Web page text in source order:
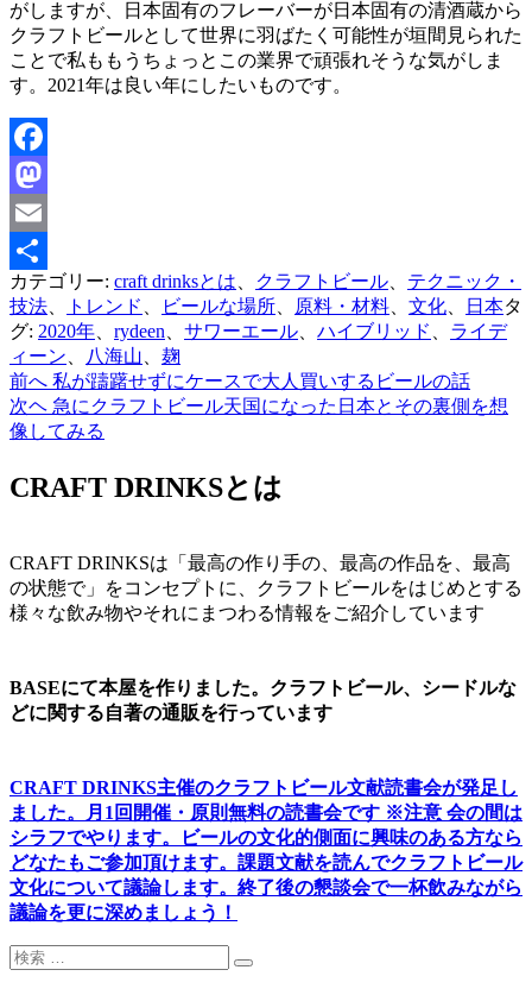
がしますが、日本固有のフレーバーが日本固有の清酒蔵から
クラフトビールとして世界に羽ばたく可能性が垣間見られた
ことで私ももうちょっとこの業界で頑張れそうな気がしま
す。2021年は良い年にしたいものです。
Facebook
Mastodon
Email
共
有
カテゴリー: craft drinksとは クラフトビール
テクニック・
技法
トレンド ビールな場所 原料・材料 文化 日本タ
グ: 2020年 rydeen サワーエール ハイブリッド
ライデ
ィーン
八海山 麹
投
稿
ビ
ー
シ
ン
前へ 私が躊躇せずにケースで大人買いするビールの話
次ヘ 急にクラフトビール天国になった日本とその裏側を想
像してみる
CRAFT DRINKSとは
CRAFT DRINKSは「最高の作り手の、最高の作品を、最高
の状態で」をコンセプトに、クラフトビールをはじめとする
様々な飲み物やそれにまつわる情報をご紹介しています
BASEにて本屋を作りました。クラフトビール、シードルな
どに関する自著の通販を行っています
CRAFT DRINKS主催のクラフトビール文献読書会が発足し
ました。
月1回開催・原則無料の読書会です ※注意 会の間は
シラフでやります。
ビールの文化的側面に興味のある方なら
どなたもご参加頂けます。 課題文献を読んでクラフトビール
文化について議論します。 終了後の懇談会で一杯飲みながら
議論を更に深めましょう！
検
検